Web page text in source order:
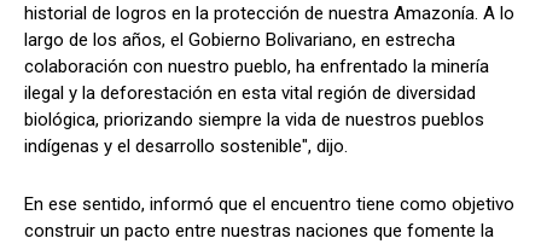
historial de logros en la protección de nuestra Amazonía. A lo
largo de los años, el Gobierno Bolivariano, en estrecha
colaboración con nuestro pueblo, ha enfrentado la minería
ilegal y la deforestación en esta vital región de diversidad
biológica, priorizando siempre la vida de nuestros pueblos
indígenas y el desarrollo sostenible", dijo.
En ese sentido, informó que el encuentro tiene como objetivo
construir un pacto entre nuestras naciones que fomente la